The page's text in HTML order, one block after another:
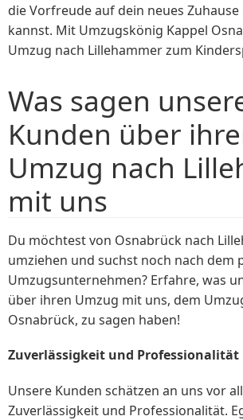
die Vorfreude auf dein neues
kannst. Mit Umzugskönig Kappel
Umzug nach Lillehammer zum
Was sagen
Kunden über
Umzug nach
mit uns
Du möchtest von Osnabrück nach
umziehen und suchst noch nach dem
Umzugsunternehmen? Erfahre, was
über ihren Umzug mit uns, dem
Osnabrück, zu sagen haben!
Zuverlässigkeit und Professionalität
Unsere Kunden schätzen an uns vor
Zuverlässigkeit und Professionalität.